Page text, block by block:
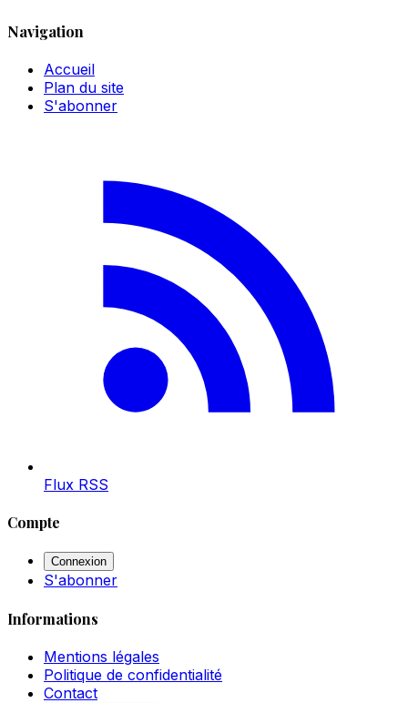
Navigation
Accueil
Plan du site
S'abonner
Flux RSS
Compte
Connexion
S'abonner
Informations
Mentions légales
Politique de confidentialité
Contact